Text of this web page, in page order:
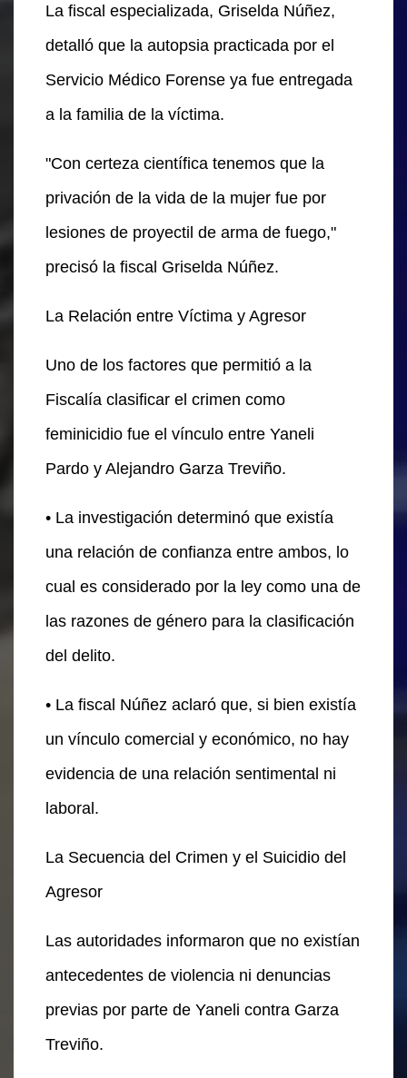
La fiscal especializada, Griselda Núñez,
detalló que la autopsia practicada por el
Servicio Médico Forense ya fue entregada
a la familia de la víctima.
"Con certeza científica tenemos que la
privación de la vida de la mujer fue por
lesiones de proyectil de arma de fuego,"
precisó la fiscal Griselda Núñez.
La Relación entre Víctima y Agresor
Uno de los factores que permitió a la
Fiscalía clasificar el crimen como
feminicidio fue el vínculo entre Yaneli
Pardo y Alejandro Garza Treviño.
• La investigación determinó que existía
una relación de confianza entre ambos, lo
cual es considerado por la ley como una de
las razones de género para la clasificación
del delito.
• La fiscal Núñez aclaró que, si bien existía
un vínculo comercial y económico, no hay
evidencia de una relación sentimental ni
laboral.
La Secuencia del Crimen y el Suicidio del
Agresor
Las autoridades informaron que no existían
antecedentes de violencia ni denuncias
previas por parte de Yaneli contra Garza
Treviño.